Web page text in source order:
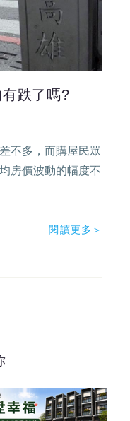
跌了嗎?
不多，而購屋民眾
房價波動的幅度不
閱讀更多＞